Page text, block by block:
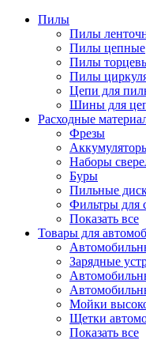
Пилы
Пилы
Пилы цепные
Пилы
Пилы
Цепи для
Шины для
Расходные
Фрезы
Наборы
Буры
Пильные
Фильтры для
Показать все
Товары для
Зарядные
Мойки
Щетки
Показать все